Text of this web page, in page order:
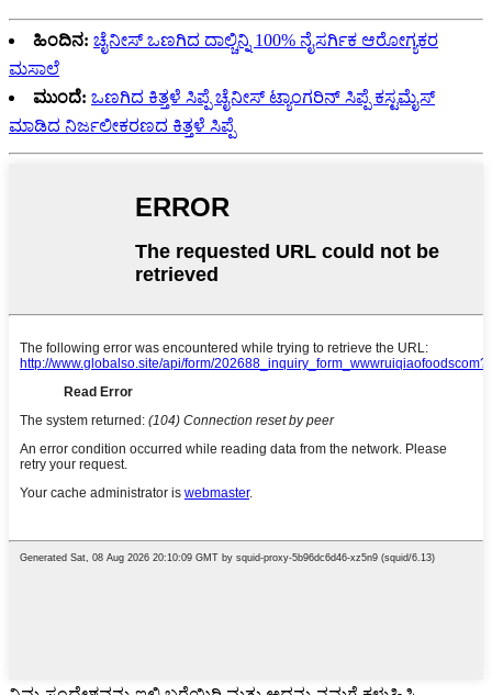
ಹಿಂದಿನ: ಚೈನೀಸ್ ಒಣಗಿದ ದಾಲ್ಚಿನ್ನಿ 100% ನೈಸರ್ಗಿಕ ಆರೋಗ್ಯಕರ
ಮಸಾಲೆ
ಮುಂದೆ: ಒಣಗಿದ ಕಿತ್ತಳೆ ಸಿಪ್ಪೆ ಚೈನೀಸ್ ಟ್ಯಾಂಗರಿನ್ ಸಿಪ್ಪೆ ಕಸ್ಟಮೈಸ್
ಮಾಡಿದ ನಿರ್ಜಲೀಕರಣದ ಕಿತ್ತಳೆ ಸಿಪ್ಪೆ